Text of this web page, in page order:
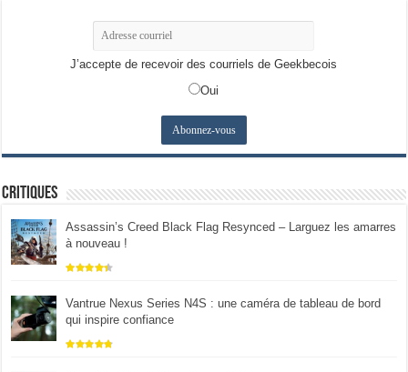
J’accepte de recevoir des courriels de Geekbecois
Oui
Critiques
Assassin’s Creed Black Flag Resynced – Larguez les amarres
à nouveau !
Vantrue Nexus Series N4S : une caméra de tableau de bord
qui inspire confiance